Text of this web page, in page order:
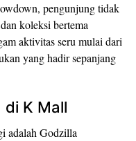
pengunjung tidak
koleksi bertema
aktivitas seru mulai dari
yang hadir sepanjang
di K Mall
adalah Godzilla